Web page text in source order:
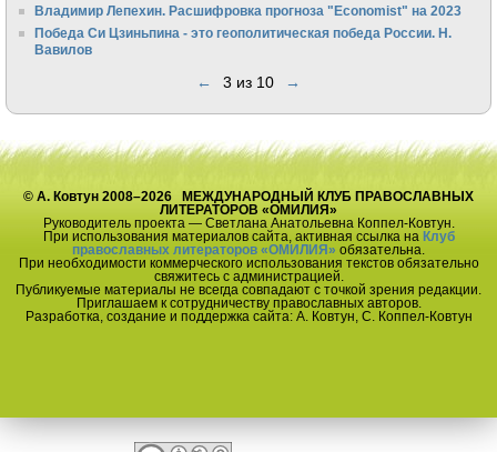
Владимир Лепехин. Расшифровка прогноза "Economist" на 2023
Победа Си Цзиньпина - это геополитическая победа России. Н.
Вавилов
← 3 из 10 →
© А. Ковтун 2008–2026 МЕЖДУНАРОДНЫЙ КЛУБ ПРАВОСЛАВНЫХ
ЛИТЕРАТОРОВ «ОМИЛИЯ»
Руководитель проекта — Светлана Анатольевна Коппел-Ковтун.
При использования материалов сайта, активная ссылка на Клуб
православных литераторов «ОМИЛИЯ» обязательна.
При необходимости коммерческого использования текстов обязательно
свяжитесь с администрацией.
Публикуемые материалы не всегда совпадают с точкой зрения редакции.
Приглашаем к сотрудничеству православных авторов.
Разработка, создание и поддержка сайта: А. Ковтун, С. Коппел-Ковтун